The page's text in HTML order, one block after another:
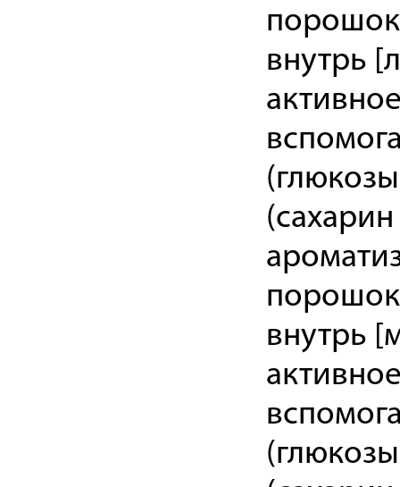
порошок
внутрь
(сахарин
порошок
внутрь